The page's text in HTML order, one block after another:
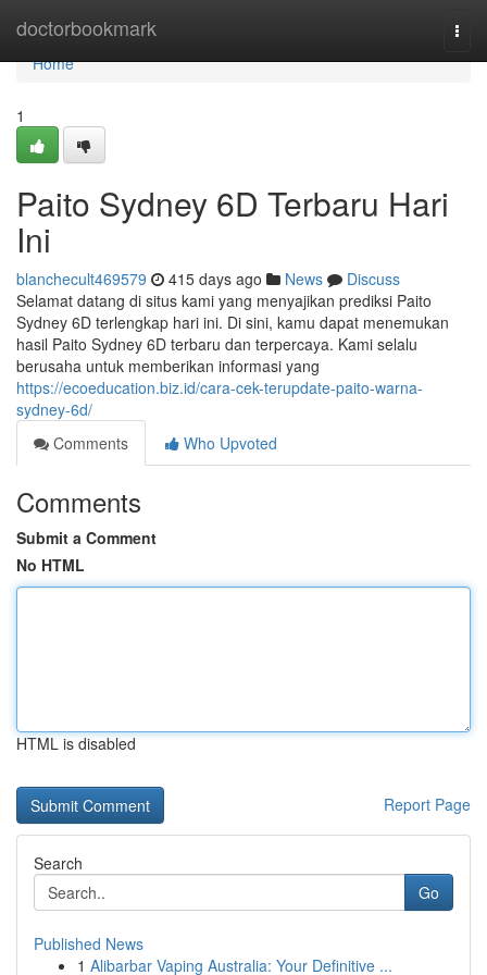
doctorbookmark
Home
Home
1
Paito Sydney 6D Terbaru Hari
Ini
blanchecult469579 415 days ago News
Discuss
Selamat datang di situs kami yang menyajikan prediksi Paito
Sydney 6D terlengkap hari ini. Di sini, kamu dapat menemukan
hasil Paito Sydney 6D terbaru dan terpercaya. Kami selalu
berusaha untuk memberikan informasi yang
https://ecoeducation.biz.id/cara-cek-terupdate-paito-warna-
sydney-6d/
Comments
Who Upvoted
Comments
Submit a Comment
No HTML
HTML is disabled
Report Page
Search
Go
Published News
1 Alibarbar Vaping Australia: Your Definitive ...